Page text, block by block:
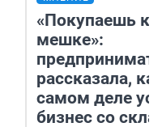
«Покупаешь
мешке»:
рассказала,
самом деле
бизнес со